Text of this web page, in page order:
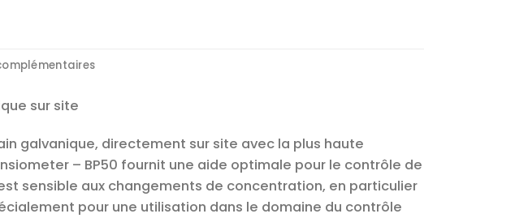
sur site
galvanique, directement sur site avec la plus haute
– BP50 fournit une aide optimale pour le contrôle de
sensible aux changements de concentration, en particulier
pour une utilisation dans le domaine du contrôle